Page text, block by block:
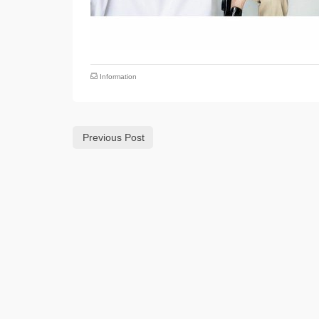
Information
Previous Post